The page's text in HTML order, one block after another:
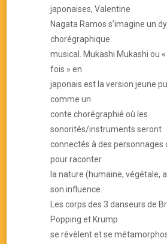
japonaises, Valentine
Nagata Ramos s’imagine un
chorégraphique
musical. Mukashi Mukashi ou
fois » en
japonais est la version jeune
comme un
conte chorégraphié où les
sonorités/instruments seront
connectés à des personnages
pour raconter
la nature (humaine, végétale,
son influence.
Les corps des 3 danseurs de
Popping et Krump
se révèlent et se